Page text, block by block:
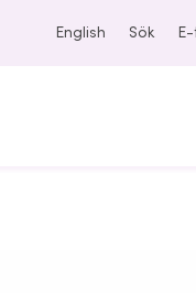
English Sök